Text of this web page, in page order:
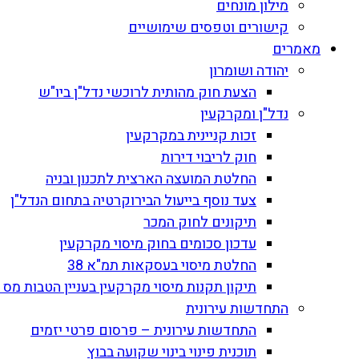
מילון מונחים
קישורים וטפסים שימושיים
מאמרים
יהודה ושומרון
הצעת חוק מהותית לרוכשי נדל"ן ביו"ש
נדל"ן ומקרקעין
זכות קניינית במקרקעין
חוק לריבוי דירות
החלטת המועצה הארצית לתכנון ובניה
צעד נוסף בייעול הבירוקרטיה בתחום הנדל"ן
תיקונים לחוק המכר
עדכון סכומים בחוק מיסוי מקרקעין
החלטת מיסוי בעסקאות תמ"א 38
תיקון תקנות מיסוי מקרקעין בעניין הטבות מס
התחדשות עירונית
התחדשות עירונית – פרסום פרטי יזמים
תוכנית פינוי בינוי שקועה בבוץ